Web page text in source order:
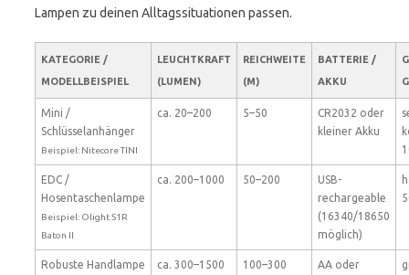
Lampen zu deinen Alltagssituationen passen.
KATEGORIE /
MODELLBEISPIEL
LEUCHTKRAFT
(LUMEN)
REICHWEITE
(M)
BATTERIE /
AKKU
Mini /
Schlüsselanhänger
Beispiel: Nitecore TINI
ca. 20–200 5–50
CR2032 oder
kleiner Akku
EDC /
Hosentaschenlampe
Beispiel: Olight S1R
Baton II
ca. 200–1000 50–200
USB-
rechargeable
(16340/18650
möglich)
Robuste Handlampe ca. 300–1500 100–300
AA oder